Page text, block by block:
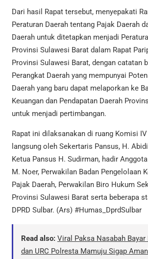
Dari hasil Rapat tersebut, menyepakati
Peraturan Daerah tentang Pajak Daerah
Daerah untuk ditetapkan menjadi
Provinsi Sulawesi Barat dalam Rapat
Provinsi Sulawesi Barat, dengan catatan
Perangkat Daerah yang mempunyai
Daerah yang baru dapat melaporkan ke
Keuangan dan Pendapatan Daerah
untuk menjadi pertimbangan.
Rapat ini dilaksanakan di ruang Komisi
langsung oleh Sekertaris Pansus, H.
Ketua Pansus H. Sudirman, hadir
M. Noer, Perwakilan Badan Pengelolaan
Pajak Daerah, Perwakilan Biro Hukum
Provinsi Sulawesi Barat serta beberapa
DPRD Sulbar. (Ars) #Humas_DprdSulbar
Read also: Viral Paksa Nasabah Bayar
dan URC Polresta Mamuju Sigap